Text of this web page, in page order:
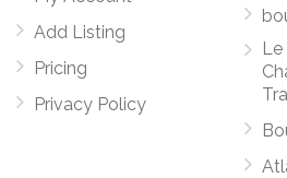
Add Listing
Pricing
Privacy Policy